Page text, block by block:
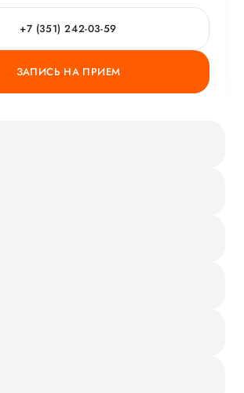
+7 (351) 242-03-59
ЗАПИСЬ НА ПРИЕМ